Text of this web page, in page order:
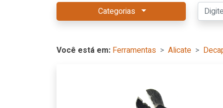
Categorias
Você está em: Ferramentas Alicate